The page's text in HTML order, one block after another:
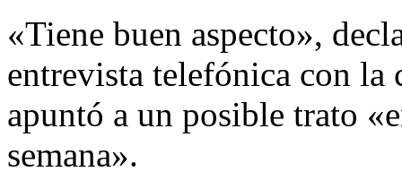
«Tiene buen aspecto»,
entrevista telefónica con la
apuntó a un posible trato
semana».